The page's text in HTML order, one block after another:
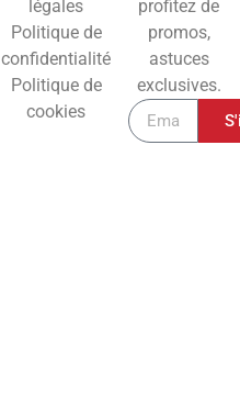
légales
Politique de
confidentialité
Politique de
cookies
profitez de
promos,
astuces
exclusives.